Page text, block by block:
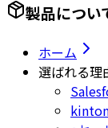
製品につい
ホーム
選ばれる理